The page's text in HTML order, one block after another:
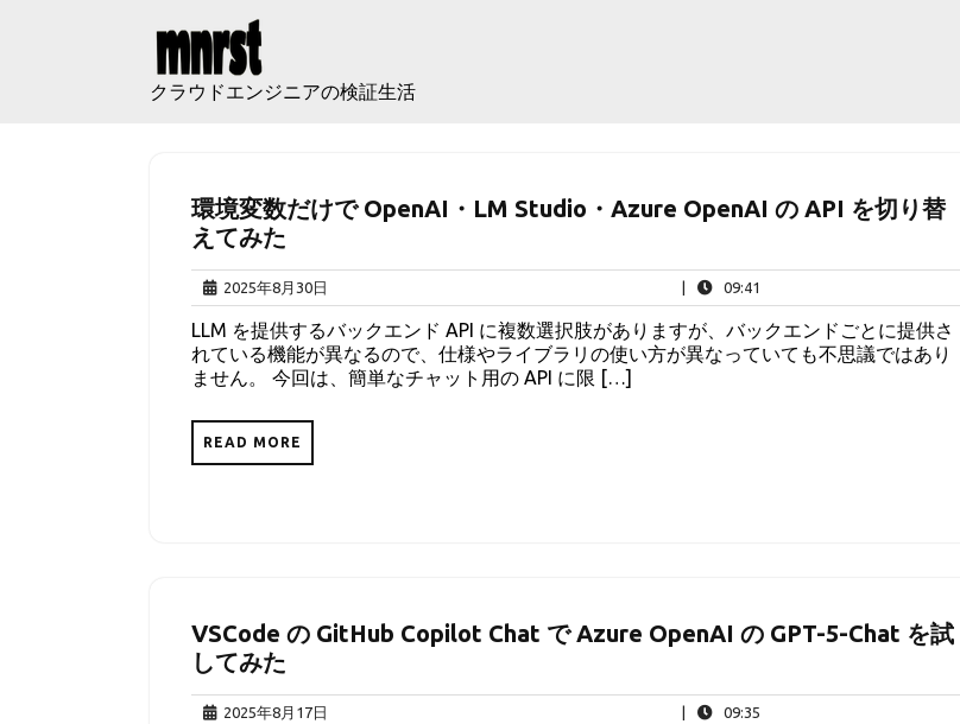
クラウドエンジニアの検証生活
環境変数だけで OpenAI・LM Studio・Azure OpenAI の API を切り替
えてみた
2025年8月30日
年
8
月
30
09:41
LLM を提供するバックエンド API に複数選択肢がありますが、バックエンドごとに提供さ
れている機能が異なるので、仕様やライブラリの使い方が異なっていても不思議ではあり
ません。 今回は、簡単なチャット用の API に限 […]
READ MORE
VSCode の GitHub Copilot Chat で Azure OpenAI の GPT-5-Chat を試
してみた
2025年8月17日 09:35